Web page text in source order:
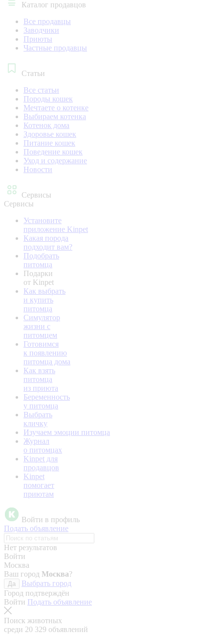
Каталог продавцов
Все продавцы
Заводчики
Приюты
Частные продавцы
Статьи
Все статьи
Породы кошек
Мечтаете о котенке
Выбираем котенка
Котенок дома
Здоровье кошек
Питание кошек
Поведение кошек
Уход и содержание
Новости
Сервисы
Сервисы
Установите
приложение Kinpet
Какая порода
подходит вам?
Подобрать
питомца
Подарки
от Kinpet
Как выбрать
и купить
питомца
Симулятор
жизни с
питомцем
Готовимся
к появлению
питомца дома
Как взять
питомца
из приюта
Беременность
у питомца
Выбрать
кличку
Изучаем эмоции питомца
Журнал
о питомцах
Kinpet для
продавцов
Kinpet
помогает
приютам
Войти в профиль
Подать объявление
Нет результатов
Войти
Москва
Ваш город Москва?
Да
Выбрать город
Город подтверждён
Войти Подать объявление
Поиск животных
среди 20 329 объявлений